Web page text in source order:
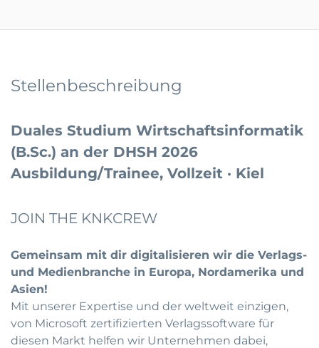
Stellenbeschreibung
Duales Studium Wirtschaftsinformatik
(B.Sc.) an der DHSH 2026
Ausbildung/Trainee, Vollzeit · Kiel
JOIN THE KNKCREW
Gemeinsam mit dir digitalisieren wir die Verlags-
und Medienbranche in Europa, Nordamerika und
Asien!
Mit unserer Expertise und der weltweit einzigen,
von Microsoft zertifizierten Verlagssoftware für
diesen Markt helfen wir Unternehmen dabei,